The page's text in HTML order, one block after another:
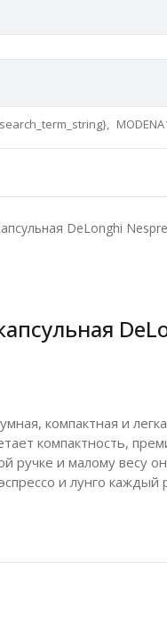
DeLonghi
компактная и
компактность,
ручке и малому весу
и лунго каждый